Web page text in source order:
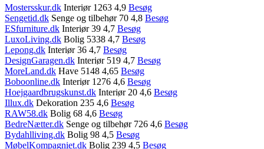
Mostersskur.dk Interiør 1263 4,9 Besøg
Sengetid.dk Senge og tilbehør 70 4,8 Besøg
ESfurniture.dk Interiør 39 4,7 Besøg
LuxoLiving.dk Bolig 5338 4,7 Besøg
Lepong.dk Interiør 36 4,7 Besøg
DesignGaragen.dk Interiør 519 4,7 Besøg
MoreLand.dk Have 5148 4,65 Besøg
Boboonline.dk Interiør 1276 4,6 Besøg
Hoejgaardbrugskunst.dk Interiør 20 4,6 Besøg
Illux.dk Dekoration 235 4,6 Besøg
RAW58.dk Bolig 68 4,6 Besøg
BedreNætter.dk Senge og tilbehør 726 4,6 Besøg
Bydahlliving.dk Bolig 98 4,5 Besøg
MøbelKompagniet.dk Bolig 239 4,5 Besøg